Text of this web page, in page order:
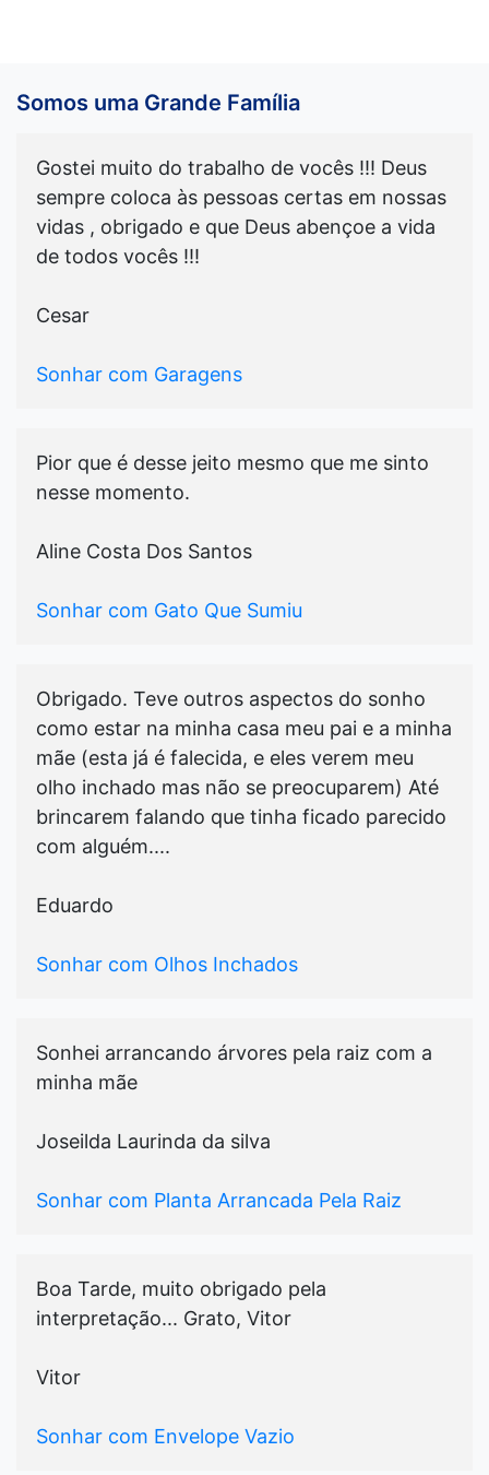
Somos uma Grande Família
Gostei muito do trabalho de vocês !!! Deus
sempre coloca às pessoas certas em nossas
vidas , obrigado e que Deus abençoe a vida
de todos vocês !!!
Cesar
Sonhar com Garagens
Pior que é desse jeito mesmo que me sinto
nesse momento.
Aline Costa Dos Santos
Sonhar com Gato Que Sumiu
Obrigado. Teve outros aspectos do sonho
como estar na minha casa meu pai e a minha
mãe (esta já é falecida, e eles verem meu
olho inchado mas não se preocuparem) Até
brincarem falando que tinha ficado parecido
com alguém....
Eduardo
Sonhar com Olhos Inchados
Sonhei arrancando árvores pela raiz com a
minha mãe
Joseilda Laurinda da silva
Sonhar com Planta Arrancada Pela Raiz
Boa Tarde, muito obrigado pela
interpretação... Grato, Vitor
Vitor
Sonhar com Envelope Vazio